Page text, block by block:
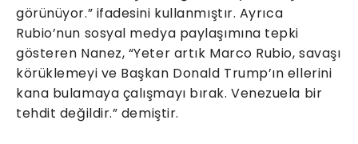
görünüyor.” ifadesini kullanmıştır. Ayrıca
Rubio’nun sosyal medya paylaşımına tepki
gösteren Nanez, “Yeter artık Marco Rubio, savaşı
körüklemeyi ve Başkan Donald Trump’ın ellerini
kana bulamaya çalışmayı bırak. Venezuela bir
tehdit değildir.” demiştir.